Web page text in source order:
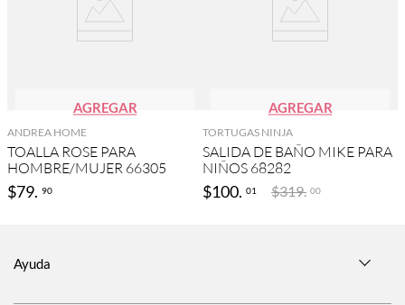
AGREGAR
ANDREA HOME
TOALLA ROSE PARA
HOMBRE/MUJER 66305
$79. 90
AGREGAR
TORTUGAS NINJA
SALIDA DE BAÑO MIKE PARA
NIÑOS 68282
$100. 01 $319. 00
Ayuda